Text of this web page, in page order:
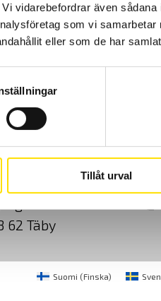
vidarebefordrar även
som vi
eller som de har
Tillåt urval
kr–3,670.00krPrisintervall:
705.00 kr
till
3,670.00 kr
62 Täby
08-50
Suomi (Finska)